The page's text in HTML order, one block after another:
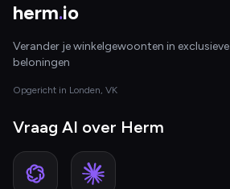
herm.io
Verander je winkelgewoonten in exclusieve
beloningen
Opgericht in Londen, VK
Vraag AI over Herm